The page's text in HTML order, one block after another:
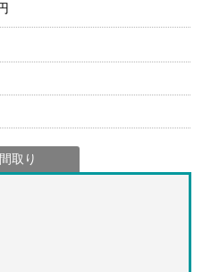
間取り